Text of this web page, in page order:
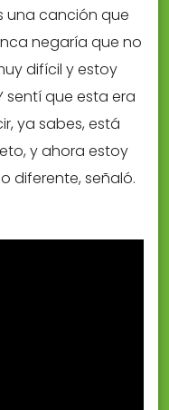
una canción que
negaría que no
difícil y estoy
sentí que esta era
ya sabes, está
y ahora estoy
señaló.